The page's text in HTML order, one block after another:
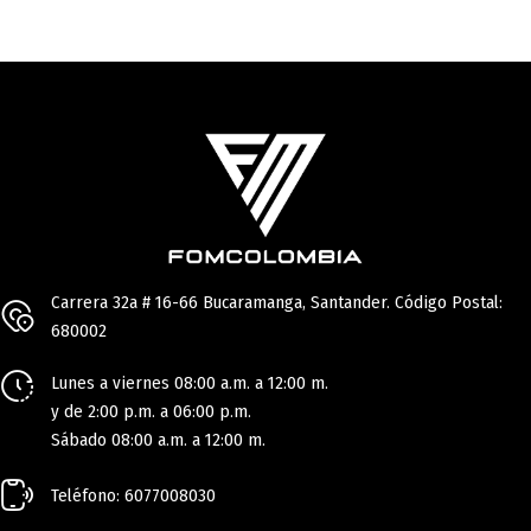
Carrera 32a # 16-66 Bucaramanga, Santander. Código Postal:
680002
Lunes a viernes 08:00 a.m. a 12:00 m.
y de 2:00 p.m. a 06:00 p.m.
Sábado 08:00 a.m. a 12:00 m.
Teléfono: 6077008030